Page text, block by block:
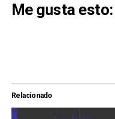
Me gusta esto:
Relacionado